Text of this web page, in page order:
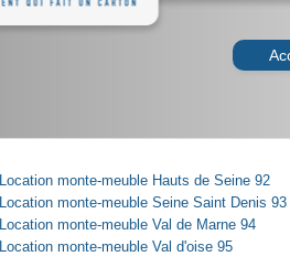
Location monte-meuble Hauts de Seine 92
Location monte-meuble Seine Saint Denis 93
Location monte-meuble Val de Marne 94
Location monte-meuble Val d'oise 95